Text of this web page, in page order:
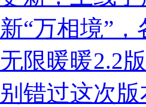
“万相境”
限暖暖2.2
错过这次